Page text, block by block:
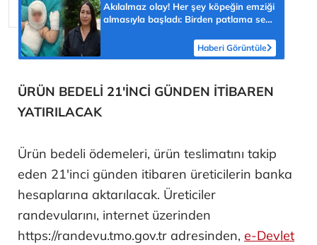
Akılalmaz olay! Her şey köpeğin emziği
almasıyla başladı: Birden patlama sesi
Haberi Görüntüle
ÜRÜN BEDELİ 21'İNCİ GÜNDEN İTİBAREN
YATIRILACAK
Ürün bedeli ödemeleri, ürün teslimatını takip
eden 21'inci günden itibaren üreticilerin banka
hesaplarına aktarılacak. Üreticiler
randevularını, internet üzerinden
https://randevu.tmo.gov.tr adresinden, e-Devlet